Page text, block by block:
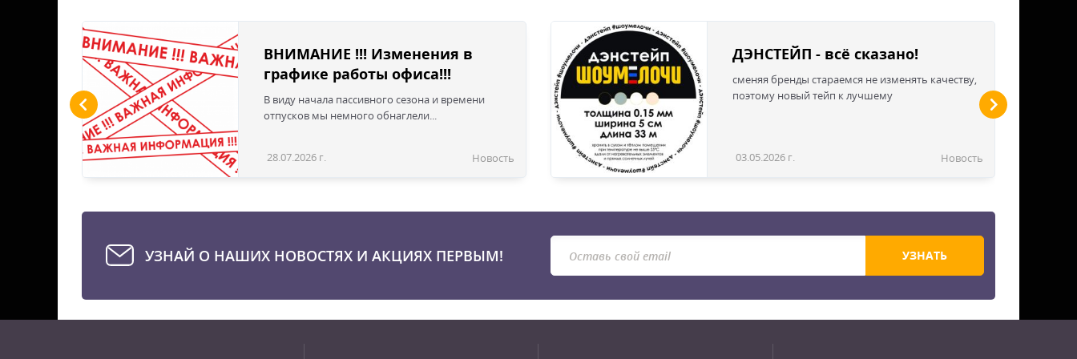
ВНИМАНИЕ !!! Изменения в
графике работы офиса!!!
В виду начала пассивного сезона и времени
отпусков мы немного обнаглели...
28.07.2026 г. Новость
ДЭНСТЕЙП - всё сказано!
сменяя бренды стараемся не изменять качеству,
поэтому новый тейп к лучшему
03.05.2026 г. Новость
УЗНАЙ О НАШИХ НОВОСТЯХ И АКЦИЯХ ПЕРВЫМ! УЗНАТЬ